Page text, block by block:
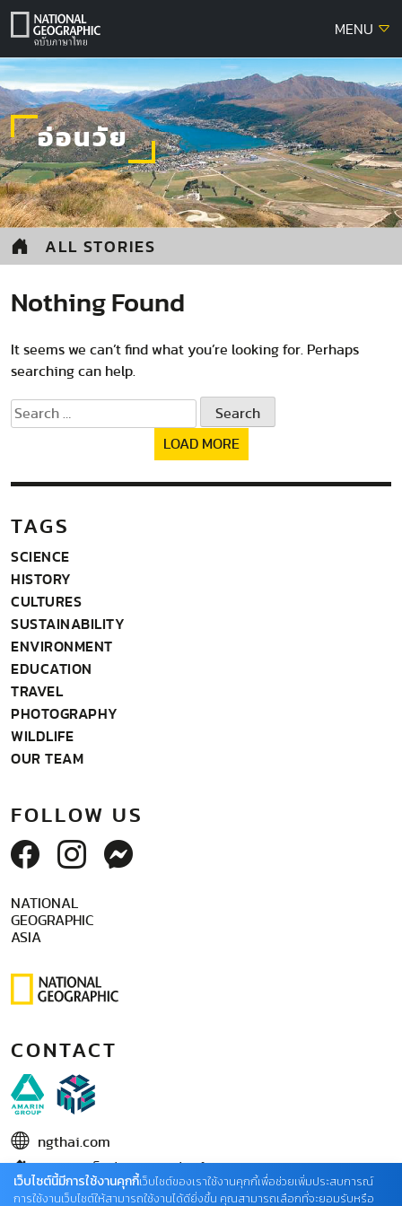
Skip
MENU
อ่อนวัย
ALL STORIES
Nothing Found
It seems we can’t find what you’re looking for. Perhaps
searching can help.
Search
for:
LOAD MORE
TAGS
SCIENCE
HISTORY
CULTURES
SUSTAINABILITY
ENVIRONMENT
EDUCATION
TRAVEL
PHOTOGRAPHY
WILDLIFE
OUR TEAM
FOLLOW US
NATIONAL
GEOGRAPHIC
ASIA
CONTACT
ngthai.com
บริษัท เอเอ็มอี อิมเมจิเนทีฟ จำกัด
ในเครือ บริษัท อมรินทร์ คอร์เปอเรชั่นส์ จำกัด (มหาชน)
เว็บไซต์นี้มีการใช้งานคุกกี้เว็บไซต์ของเราใช้งานคุกกี้เพื่อช่วยเพิ่มประสบการณ์
การใช้งานเว็บไซต์ให้สามารถใช้งานได้ดียิ่งขึ้น คุณสามารถเลือกที่จะยอมรับหรือ